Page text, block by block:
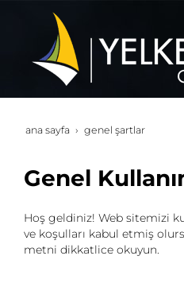
ana sayfa genel şartlar
Genel
Hoş geldiniz! Web sitemizi
ve koşulları kabul etmiş
metni dikkatlice okuyun.